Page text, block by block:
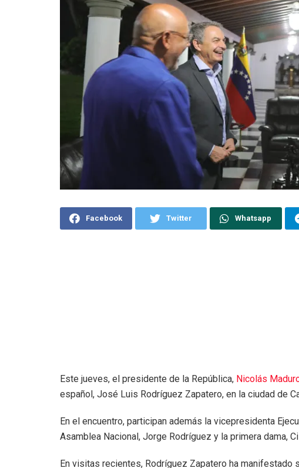
Facebook Twitter Whatsapp
Este jueves, el presidente de la República, Nicolás
español, José Luis Rodríguez Zapatero, en la ciudad de
En el encuentro, participan además la vicepresidenta
Asamblea Nacional, Jorge Rodríguez y la primera dama,
En visitas recientes, Rodríguez Zapatero ha manifestado